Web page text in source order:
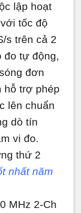
lập hoạt
tốc độ
s trên cả 2
đo tự động,
đơn
hỗ trợ phép
lên chuẩn
dò tín
vi đo.
thứ 2
nhất năm